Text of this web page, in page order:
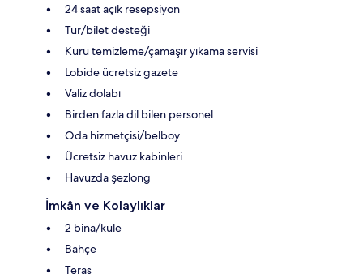
24 saat açık resepsiyon
Tur/bilet desteği
Kuru temizleme/çamaşır yıkama servisi
Lobide ücretsiz gazete
Valiz dolabı
Birden fazla dil bilen personel
Oda hizmetçisi/belboy
Ücretsiz havuz kabinleri
Havuzda şezlong
İmkân ve Kolaylıklar
2 bina/kule
Bahçe
Teras